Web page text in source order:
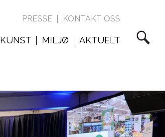
PRESSE KONTAKT OSS
KUNST MILJØ AKTUELT